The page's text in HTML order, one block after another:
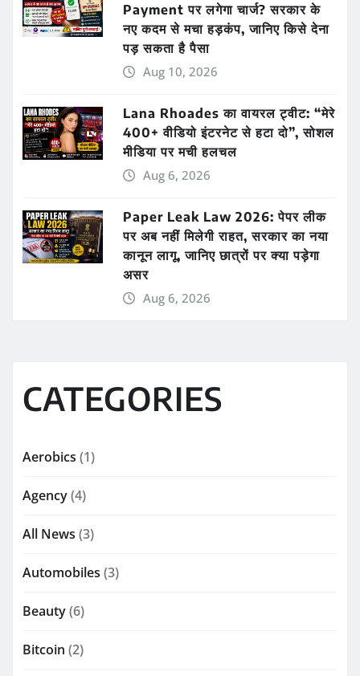
Payment पर लगेगा चार्ज? सरकार के
नए कदम से मचा हड़कंप, जानिए किसे देना
पड़ सकता है पैसा
Aug 10, 2026
Lana Rhoades का वायरल ट्वीट: “मेरे
400+ वीडियो इंटरनेट से हटा दो”, सोशल
मीडिया पर मची हलचल
Aug 6, 2026
Paper Leak Law 2026: पेपर लीक
पर अब नहीं मिलेगी राहत, सरकार का नया
कानून लागू, जानिए छात्रों पर क्या पड़ेगा
असर
Aug 6, 2026
CATEGORIES
Aerobics (1)
Agency(4)
All News (3)
Automobiles (3)
Beauty(6)
Bitcoin (2)